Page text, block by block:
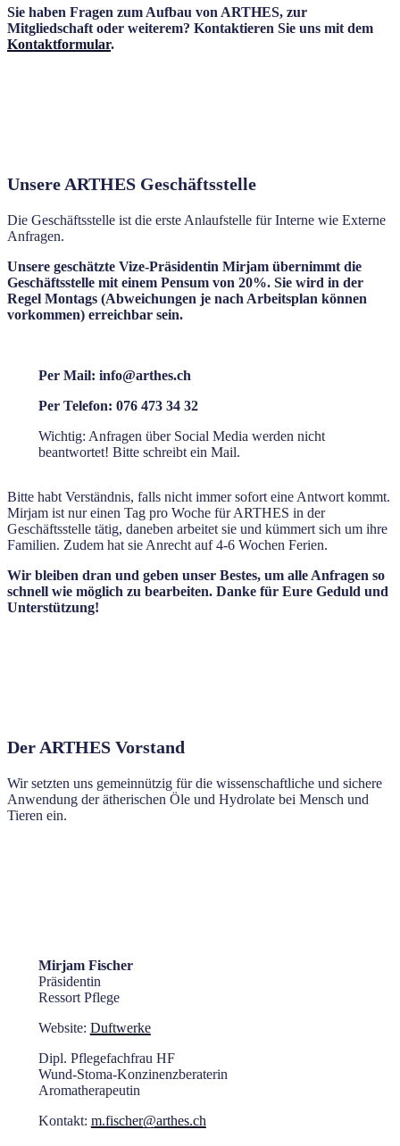
Sie haben Fragen zum Aufbau von ARTHES, zur
Mitgliedschaft oder weiterem? Kontaktieren Sie uns mit dem
Kontaktformular.
Unsere ARTHES Geschäftsstelle
Die Geschäftsstelle ist die erste Anlaufstelle für Interne wie Externe
Anfragen.
Unsere geschätzte Vize-Präsidentin Mirjam übernimmt die
Geschäftsstelle mit einem Pensum von 20%. Sie wird in der
Regel Montags (Abweichungen je nach Arbeitsplan können
vorkommen) erreichbar sein.
Per Mail: info@arthes.ch
Per Telefon: 076 473 34 32
Wichtig: Anfragen über Social Media werden nicht
beantwortet! Bitte schreibt ein Mail.
Bitte habt Verständnis, falls nicht immer sofort eine Antwort kommt.
Mirjam ist nur einen Tag pro Woche für ARTHES in der
Geschäftsstelle tätig, daneben arbeitet sie und kümmert sich um ihre
Familien. Zudem hat sie Anrecht auf 4-6 Wochen Ferien.
Wir bleiben dran und geben unser Bestes, um alle Anfragen so
schnell wie möglich zu bearbeiten. Danke für Eure Geduld und
Unterstützung!
Der ARTHES Vorstand
Wir setzten uns gemeinnützig für die wissenschaftliche und sichere
Anwendung der ätherischen Öle und Hydrolate bei Mensch und
Tieren ein.
Mirjam Fischer
Präsidentin
Ressort Pflege
Website: Duftwerke
Dipl. Pflegefachfrau HF
Wund-Stoma-Konzinenzberaterin
Aromatherapeutin
Kontakt: m.fischer@arthes.ch